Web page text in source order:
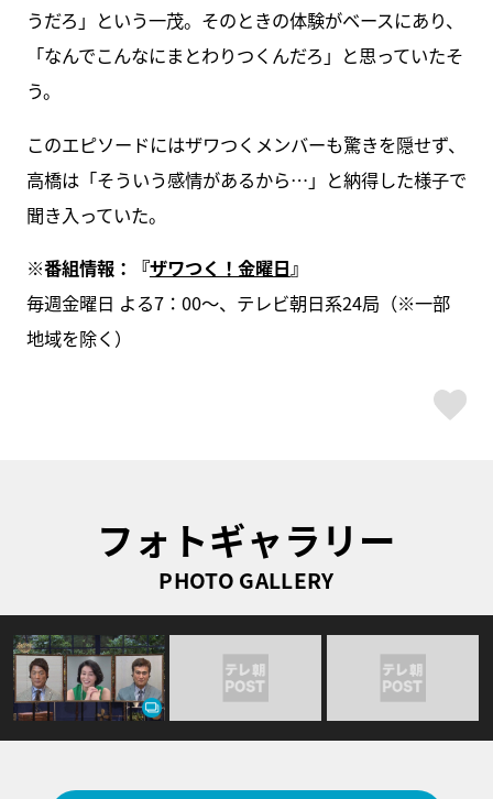
うだろ」という一茂。そのときの体験がベースにあり、
「なんでこんなにまとわりつくんだろ」と思っていたそ
う。
このエピソードにはザワつくメンバーも驚きを隠せず、
高橋は「そういう感情があるから…」と納得した様子で
聞き入っていた。
※番組情報：『ザワつく！金曜日』
毎週金曜日 よる7：00〜、テレビ朝日系24局（※一部
地域を除く）
フォトギャラリー
PHOTO GALLERY